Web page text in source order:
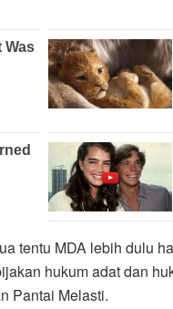
tentu MDA lebih dulu
hukum adat dan
Pantai Melasti.